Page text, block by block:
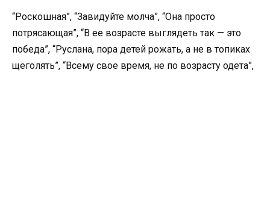
“Роскошная”, “Завидуйте молча”, “Она просто
потрясающая”, “В ее возрасте выглядеть так — это
победа”, “Руслана, пора детей рожать, а не в топиках
щеголять”, “Всему свое время, не по возрасту одета”,